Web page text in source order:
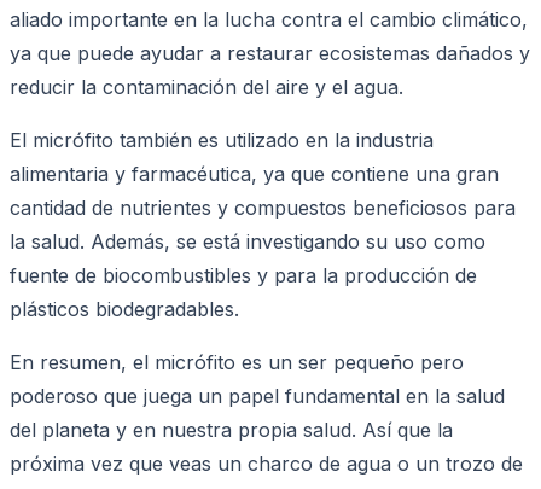
aliado importante en la lucha contra el cambio climático,
ya que puede ayudar a restaurar ecosistemas dañados y
reducir la contaminación del aire y el agua.
El micrófito también es utilizado en la industria
alimentaria y farmacéutica, ya que contiene una gran
cantidad de nutrientes y compuestos beneficiosos para
la salud. Además, se está investigando su uso como
fuente de biocombustibles y para la producción de
plásticos biodegradables.
En resumen, el micrófito es un ser pequeño pero
poderoso que juega un papel fundamental en la salud
del planeta y en nuestra propia salud. Así que la
próxima vez que veas un charco de agua o un trozo de